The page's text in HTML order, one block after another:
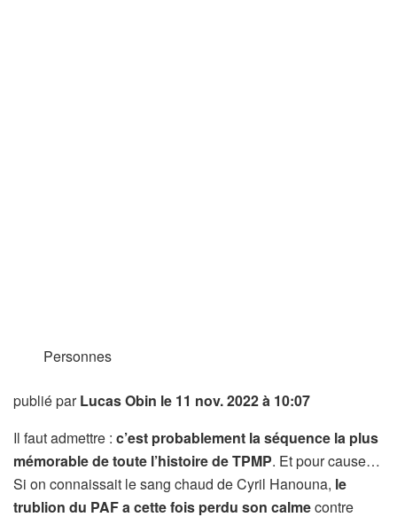
Personnes
publié parLucas Obin le 11 nov. 2022 à 10:07
Il faut admettre : c’est probablement la séquence la plus
mémorable de toute l’histoire de TPMP. Et pour cause…
Si on connaissait le sang chaud de Cyril Hanouna, le
trublion du PAF a cette fois perdu son calmecontre